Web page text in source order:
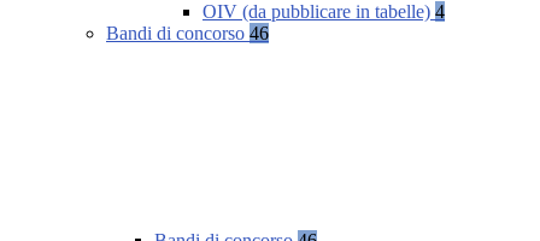
OIV (da pubblicare in tabelle) 4
Bandi di concorso 46